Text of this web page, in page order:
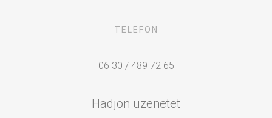
TELEFON
06 30 / 489 72 65
Hadjon üzenetet